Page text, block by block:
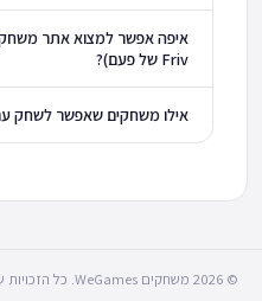
איפה אפשר למצוא אתר
Friv של פעם)?
אילו משחקים שאפשר לשחק
© 2026 משחקים WeGames. כל הזכויות שמורות.